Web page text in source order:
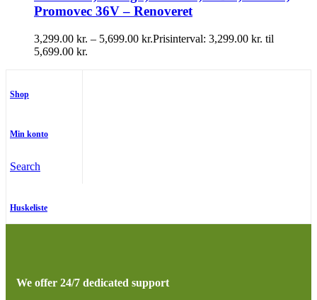
Promovec 36V – Renoveret
3,299.00 kr. – 5,699.00 kr.Prisinterval: 3,299.00 kr. til
5,699.00 kr.
Shop
Min konto
Search
Huskeliste
We offer 24/7 dedicated support